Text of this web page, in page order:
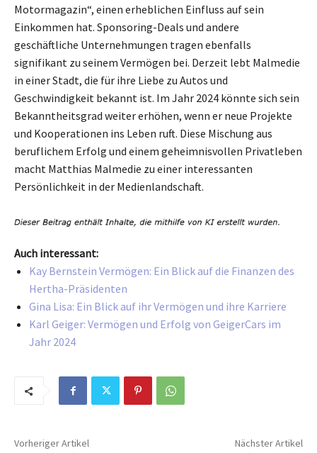
Motormagazin“, einen erheblichen Einfluss auf sein
Einkommen hat. Sponsoring-Deals und andere
geschäftliche Unternehmungen tragen ebenfalls
signifikant zu seinem Vermögen bei. Derzeit lebt Malmedie
in einer Stadt, die für ihre Liebe zu Autos und
Geschwindigkeit bekannt ist. Im Jahr 2024 könnte sich sein
Bekanntheitsgrad weiter erhöhen, wenn er neue Projekte
und Kooperationen ins Leben ruft. Diese Mischung aus
beruflichem Erfolg und einem geheimnisvollen Privatleben
macht Matthias Malmedie zu einer interessanten
Persönlichkeit in der Medienlandschaft.
Auch interessant:
Kay Bernstein Vermögen: Ein Blick auf die Finanzen des
Hertha-Präsidenten
Gina Lisa: Ein Blick auf ihr Vermögen und ihre Karriere
Karl Geiger: Vermögen und Erfolg von GeigerCars im
Jahr 2024
Vorheriger Artikel Nächster Artikel